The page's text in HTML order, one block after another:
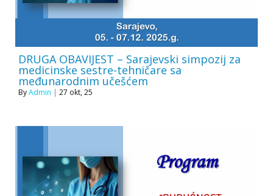
DRUGA OBAVIJEST – Sarajevski simpozij za
medicinske sestre-tehničare sa
međunarodnim učešćem
ByAdmin | 27 okt, 25